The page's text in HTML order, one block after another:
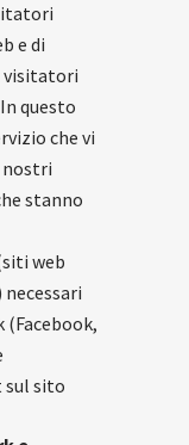
e di
visitatori
questo
che vi
nostri
stanno
web
sul sito